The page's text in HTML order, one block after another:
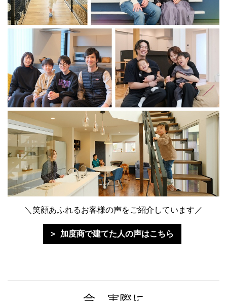
＼笑顔あふれるお客様の声をご紹介しています／
加度商で建てた人の声はこちら